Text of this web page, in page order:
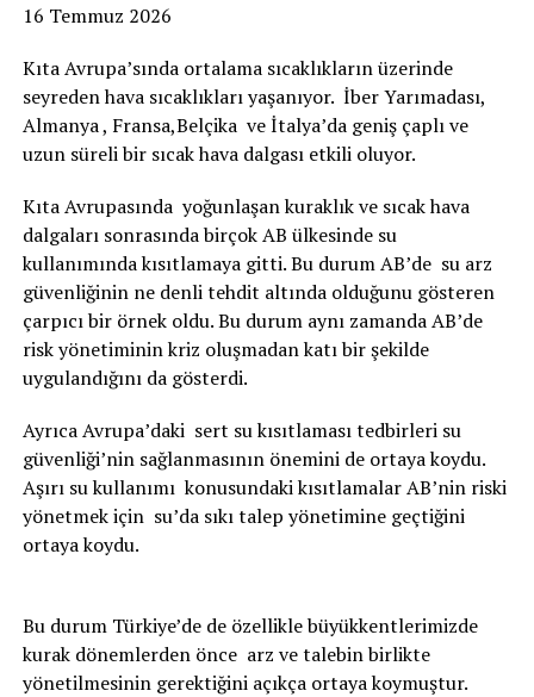
16 Temmuz 2026
Kıta Avrupa’sında ortalama sıcaklıkların üzerinde
seyreden hava sıcaklıkları yaşanıyor. İber Yarımadası,
Almanya , Fransa,Belçika ve İtalya’da geniş çaplı ve
uzun süreli bir sıcak hava dalgası etkili oluyor.
Kıta Avrupasında yoğunlaşan kuraklık ve sıcak hava
dalgaları sonrasında birçok AB ülkesinde su
kullanımında kısıtlamaya gitti. Bu durum AB’de su arz
güvenliğinin ne denli tehdit altında olduğunu gösteren
çarpıcı bir örnek oldu. Bu durum aynı zamanda AB’de
risk yönetiminin kriz oluşmadan katı bir şekilde
uygulandığını da gösterdi.
Ayrıca Avrupa’daki sert su kısıtlaması tedbirleri su
güvenliği’nin sağlanmasının önemini de ortaya koydu.
Aşırı su kullanımı konusundaki kısıtlamalar AB’nin riski
yönetmek için su’da sıkı talep yönetimine geçtiğini
ortaya koydu.
Bu durum Türkiye’de de özellikle büyükkentlerimizde
kurak dönemlerden önce arz ve talebin birlikte
yönetilmesinin gerektiğini açıkça ortaya koymuştur.